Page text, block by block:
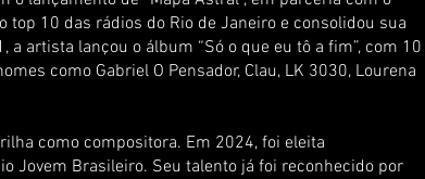
top 10 das rádios do Rio de Janeiro e consolidou sua
a artista lançou o álbum “Só o que eu tô a fim”, com 10
como Gabriel O Pensador, Clau, LK 3030, Lourena
como compositora. Em 2024, foi eleita
Jovem Brasileiro. Seu talento já foi reconhecido por